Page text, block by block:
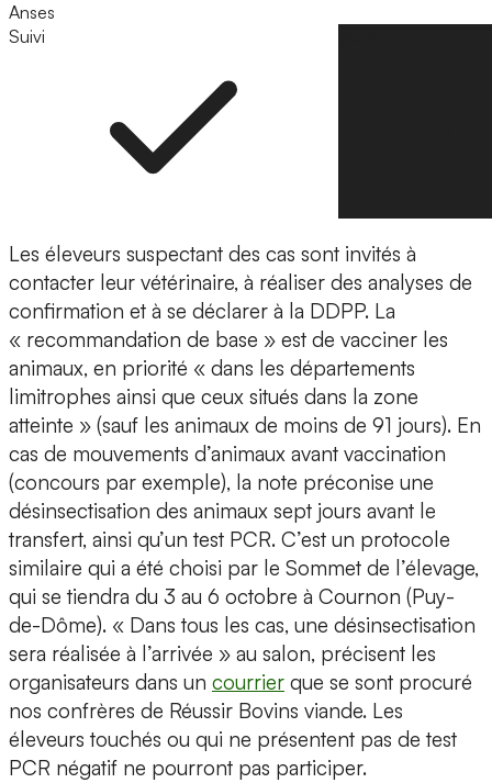
Anses
Suivi
Les éleveurs suspectant des cas sont invités à
contacter leur vétérinaire, à réaliser des analyses de
confirmation et à se déclarer à la DDPP. La
« recommandation de base » est de vacciner les
animaux, en priorité « dans les départements
limitrophes ainsi que ceux situés dans la zone
atteinte » (sauf les animaux de moins de 91 jours). En
cas de mouvements d’animaux avant vaccination
(concours par exemple), la note préconise une
désinsectisation des animaux sept jours avant le
transfert, ainsi qu’un test PCR. C’est un protocole
similaire qui a été choisi par le Sommet de l’élevage,
qui se tiendra du 3 au 6 octobre à Cournon (Puy-
de-Dôme). « Dans tous les cas, une désinsectisation
sera réalisée à l’arrivée » au salon, précisent les
organisateurs dans un courrier que se sont procuré
nos confrères de Réussir Bovins viande. Les
éleveurs touchés ou qui ne présentent pas de test
PCR négatif ne pourront pas participer.